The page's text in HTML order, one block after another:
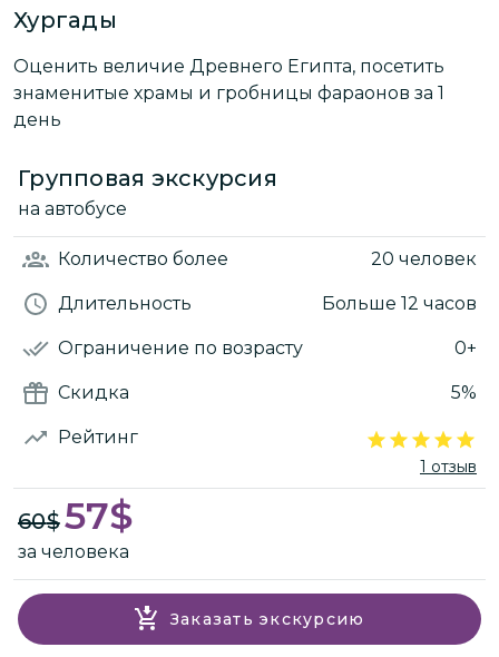
Хургады
Оценить величие Древнего Египта, посетить
знаменитые храмы и гробницы фараонов за 1
день
Групповая экскурсия
на автобусе
Количество более 20 человек
Длительность Больше 12 часов
Ограничение по возрасту 0+
Скидка 5%
Рейтинг
1 отзыв
60$57$
за человека
Заказать экскурсию